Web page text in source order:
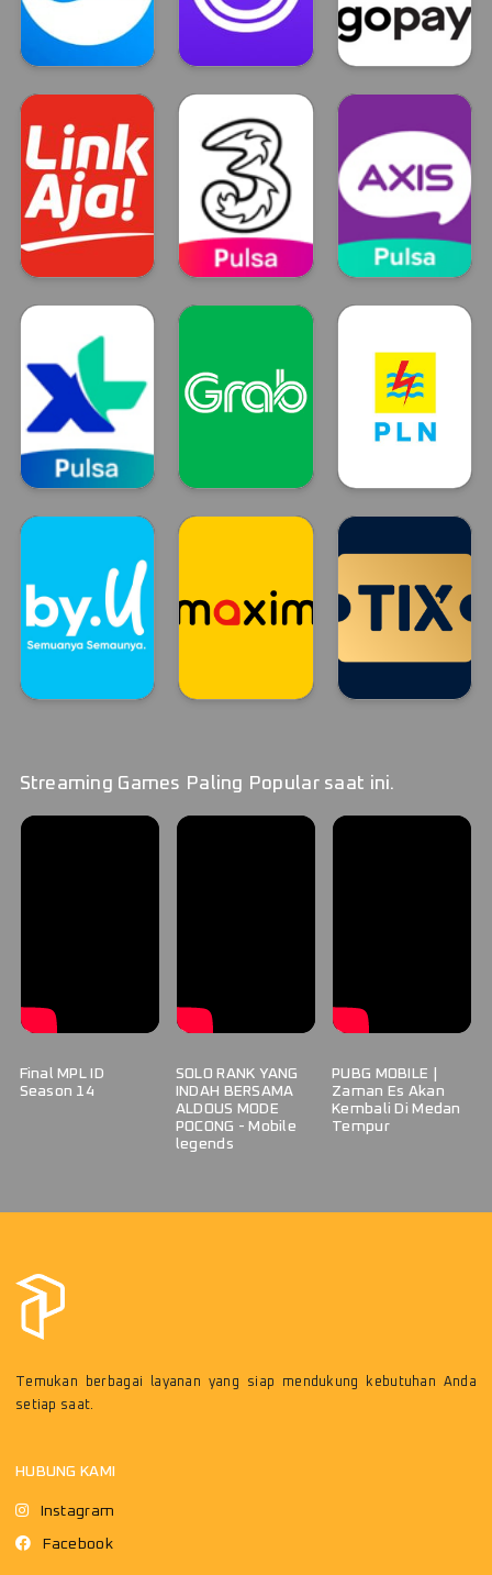
DANA OVO GO PAY
LinkAja TRI Axis
XL GRAB PLN
Streaming Games Paling Popular saat ini.
Final MPL ID
Season 14
SOLO RANK YANG
INDAH BERSAMA
ALDOUS MODE
POCONG - Mobile
legends
PUBG MOBILE |
Zaman Es Akan
Kembali Di Medan
Tempur
Temukan berbagai layanan yang siap mendukung kebutuhan Anda
setiap saat.
HUBUNG KAMI
Instagram
Facebook